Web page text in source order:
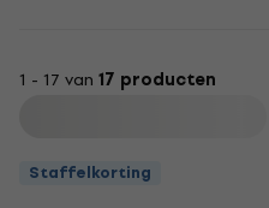
1 - 17 van 17 producten
Staffelkorting